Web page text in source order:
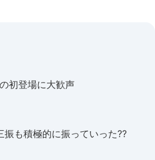
初登場に大歓声
振も積極的に振っていった??